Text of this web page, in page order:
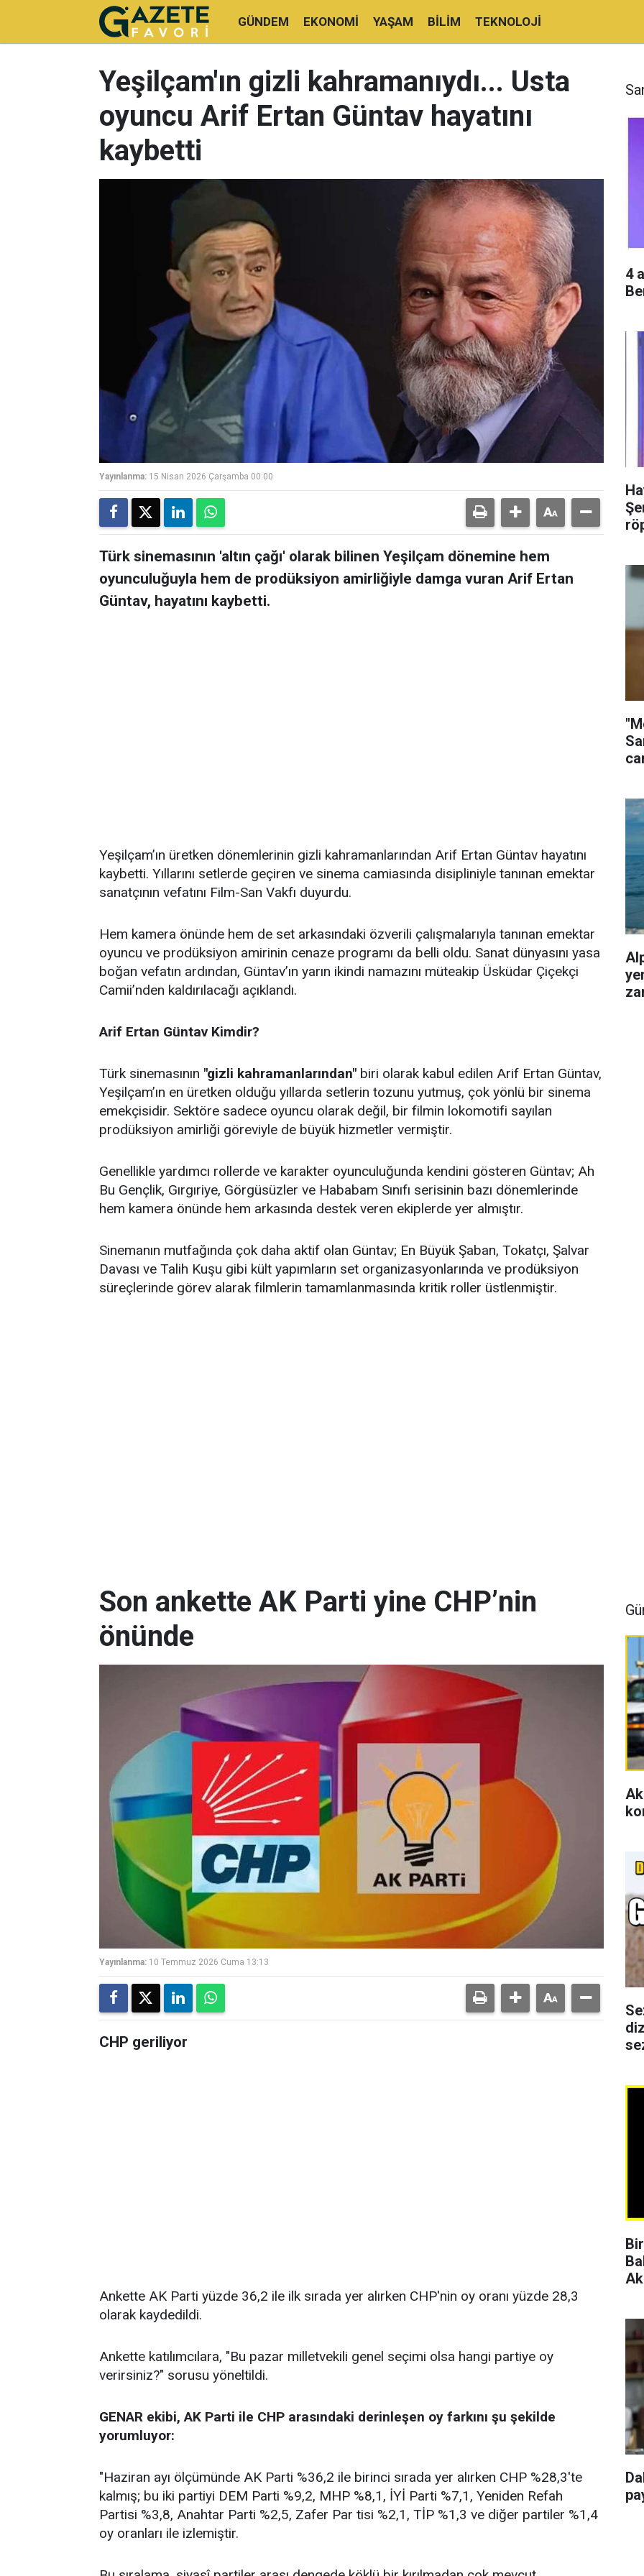
GÜNDEM EKONOMI YAŞAM BILIM TEKNOLOJI
Yeşilçam'ın gizli kahramanıydı... Usta
oyuncu Arif Ertan Güntav hayatını
kaybetti
Yayınlanma: 15 Nisan 2026 Çarşamba 00:00
Türk sinemasının 'altın çağı' olarak bilinen Yeşilçam dönemine hem
oyunculuğuyla hem de prodüksiyon amirliğiyle damga vuran Arif Ertan
Güntav, hayatını kaybetti.
Yeşilçam’ın üretken dönemlerinin gizli kahramanlarından Arif Ertan Güntav hayatını
kaybetti. Yıllarını setlerde geçiren ve sinema camiasında disipliniyle tanınan emektar
sanatçının vefatını Film-San Vakfı duyurdu.
Hem kamera önünde hem de set arkasındaki özverili çalışmalarıyla tanınan emektar
oyuncu ve prodüksiyon amirinin cenaze programı da belli oldu. Sanat dünyasını yasa
boğan vefatın ardından, Güntav’ın yarın ikindi namazını müteakip Üsküdar Çiçekçi
Camii’nden kaldırılacağı açıklandı.
Arif Ertan Güntav Kimdir?
Türk sinemasının "gizli kahramanlarından" biri olarak kabul edilen Arif Ertan Güntav,
Yeşilçam’ın en üretken olduğu yıllarda setlerin tozunu yutmuş, çok yönlü bir sinema
emekçisidir. Sektöre sadece oyuncu olarak değil, bir filmin lokomotifi sayılan
prodüksiyon amirliği göreviyle de büyük hizmetler vermiştir.
Genellikle yardımcı rollerde ve karakter oyunculuğunda kendini gösteren Güntav; Ah
Bu Gençlik, Gırgıriye, Görgüsüzler ve Hababam Sınıfı serisinin bazı dönemlerinde
hem kamera önünde hem arkasında destek veren ekiplerde yer almıştır.
Sinemanın mutfağında çok daha aktif olan Güntav; En Büyük Şaban, Tokatçı, Şalvar
Davası ve Talih Kuşu gibi kült yapımların set organizasyonlarında ve prodüksiyon
süreçlerinde görev alarak filmlerin tamamlanmasında kritik roller üstlenmiştir.
4
Son ankette AK Parti yine CHP’nin
önünde
Yayınlanma: 10 Temmuz 2026 Cuma 13:13
CHP geriliyor
Ankette AK Parti yüzde 36,2 ile ilk sırada yer alırken CHP'nin oy oranı yüzde 28,3
olarak kaydedildi.
Ankette katılımcılara, "Bu pazar milletvekili genel seçimi olsa hangi partiye oy
verirsiniz?" sorusu yöneltildi.
GENAR ekibi, AK Parti ile CHP arasındaki derinleşen oy farkını şu şekilde
yorumluyor:
"Haziran ayı ölçümünde AK Parti %36,2 ile birinci sırada yer alırken CHP %28,3'te
kalmış; bu iki partiyi DEM Parti %9,2, MHP %8,1, İYİ Parti %7,1, Yeniden Refah
Partisi %3,8, Anahtar Parti %2,5, Zafer Par tisi %2,1, TİP %1,3 ve diğer partiler %1,4
oy oranları ile izlemiştir.